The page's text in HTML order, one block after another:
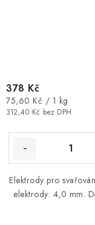
312,40 Kč bez DPH
378 Kč
Měrná
cena:
75,60 Kč / 1 kg
Elektrody pro
elektrody: 4,0 mm.